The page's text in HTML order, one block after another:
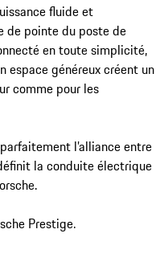
fluide et
de pointe du poste de
en toute simplicité,
espace généreux créent un
comme pour les
l’alliance entre
la conduite électrique
Prestige.